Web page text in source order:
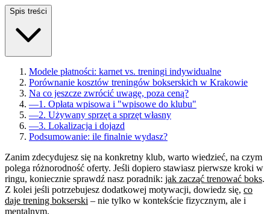
Spis treści
Modele płatności: karnet vs. treningi indywidualne
Porównanie kosztów treningów bokserskich w Krakowie
Na co jeszcze zwrócić uwagę, poza ceną?
—1. Opłata wpisowa i "wpisowe do klubu"
—2. Używany sprzęt a sprzęt własny
—3. Lokalizacja i dojazd
Podsumowanie: ile finalnie wydasz?
Zanim zdecydujesz się na konkretny klub, warto wiedzieć, na czym
polega różnorodność oferty. Jeśli dopiero stawiasz pierwsze kroki w
ringu, koniecznie sprawdź nasz poradnik: jak zacząć trenować boks.
Z kolei jeśli potrzebujesz dodatkowej motywacji, dowiedz się, co
daje trening bokserski – nie tylko w kontekście fizycznym, ale i
mentalnym.